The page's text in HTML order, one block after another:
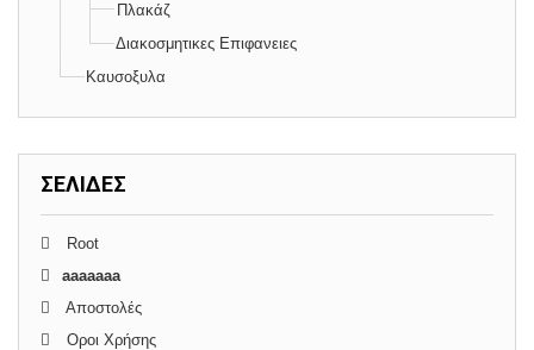
Πλακάζ
Διακοσμητικες Επιφανειες
Καυσοξυλα
ΣΕΛΊΔΕΣ
Root
aaaaaaa
Αποστολές
Οροι Χρήσης